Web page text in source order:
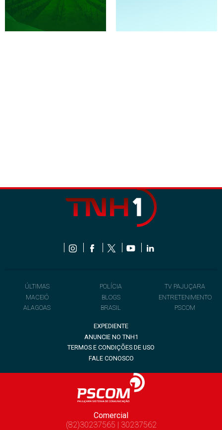
ÚLTIMAS
MACEIÓ
ALAGOAS
POLÍCIA
BLOGS
BRASIL
TV PAJUÇARA
ENTRETENIMENTO
PSCOM
EXPEDIENTE
ANUNCIE NO TNH1
TERMOS E CONDIÇÕES DE USO
FALE CONOSCO
Comercial
(82)30237565 | 30237562